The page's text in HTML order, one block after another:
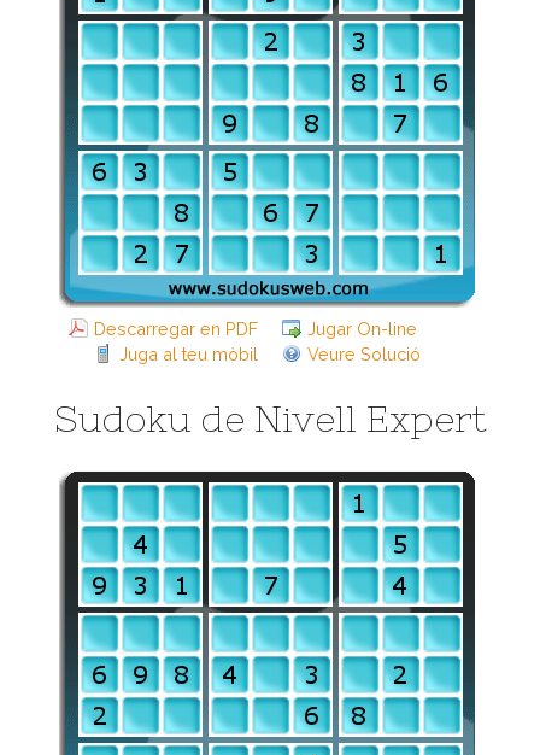
Descarregar en PDF
Jugar On-line
Juga al teu mòbil
Veure Solució
Sudoku de Nivell Expert